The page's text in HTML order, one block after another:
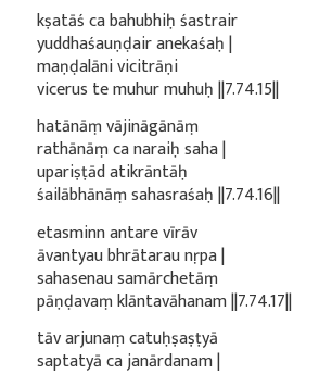
kṣatāś ca bahubhiḥ śastrair
yuddhaśauṇḍair anekaśaḥ |
maṇḍalāni vicitrāṇi
vicerus te muhur muhuḥ ||7.74.15||
hatānāṃ vājināgānāṃ
rathānāṃ ca naraiḥ saha |
upariṣṭād atikrāntāḥ
śailābhānāṃ sahasraśaḥ ||7.74.16||
etasminn antare vīrāv
āvantyau bhrātarau nṛpa |
sahasenau samārchetāṃ
pāṇḍavaṃ klāntavāhanam ||7.74.17||
tāv arjunaṃ catuḥṣaṣṭyā
saptatyā ca janārdanam |